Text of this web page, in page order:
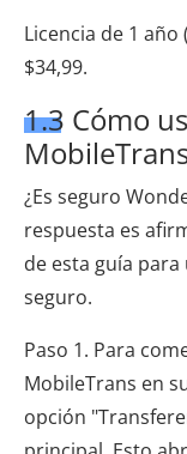
Licencia de 1 año
$34,99.
1.3 Cómo
¿Es seguro
respuesta es
de esta guía
seguro.
Paso 1. Para
MobileTrans en
opción